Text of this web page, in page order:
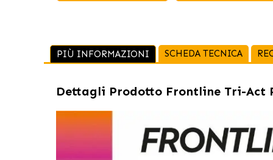
PIÙ INFORMAZIONI SCHEDA TECNICA
Dettagli Prodotto Frontline Tri-Act